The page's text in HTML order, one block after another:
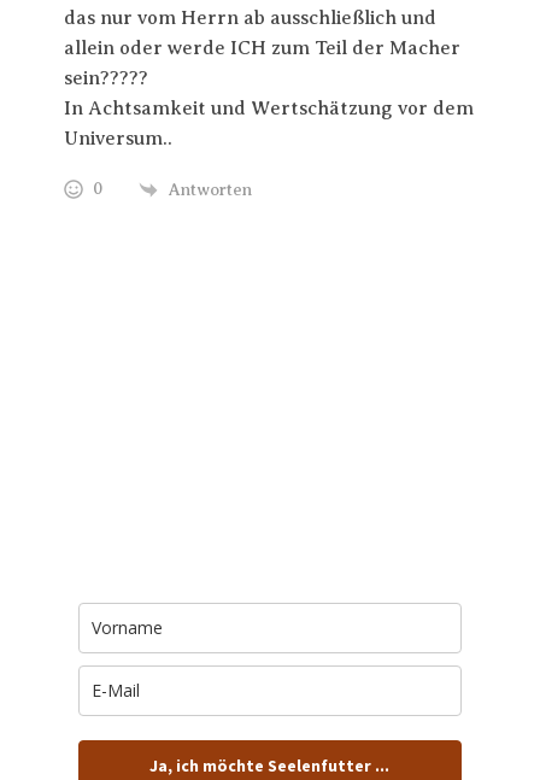
das nur vom Herrn ab ausschließlich und
allein oder werde ICH zum Teil der Macher
sein?????
In Achtsamkeit und Wertschätzung vor dem
Universum..
0 Antworten
Ja, ich möchte Seelenfutter ...